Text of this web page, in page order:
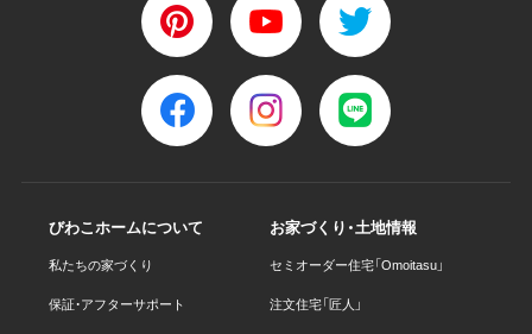
びわこホームについて
私たちの家づくり
保証・アフターサポート
お家づくり・土地情報
セミオーダー住宅「Omoitasu」
注文住宅「匠人」